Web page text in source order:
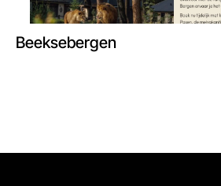
Beeksebergen